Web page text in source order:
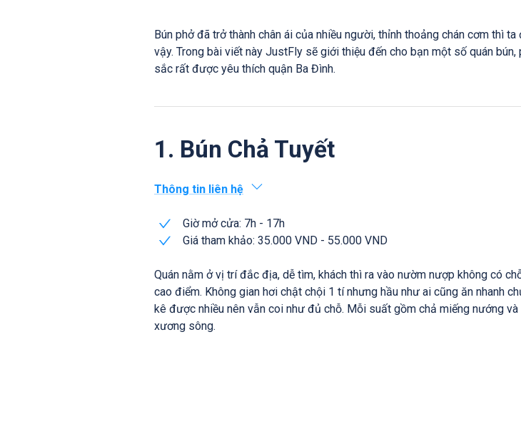
Bún phở đã trở thành chân ái của nhiều người, thỉnh thoảng chán cơm thì ta
vậy. Trong bài viết này JustFly sẽ giới thiệu đến cho bạn một số quán bún,
sắc rất được yêu thích quận Ba Đình.
1. Bún Chả Tuyết
Thông tin liên hệ
Giờ mở cửa: 7h - 17h
Giá tham khảo: 35.000 VND - 55.000 VND
Quán nằm ở vị trí đắc địa, dễ tìm, khách thì ra vào nườm nượp không có
cao điểm. Không gian hơi chật chội 1 tí nhưng hầu như ai cũng ăn nhanh
kê được nhiều nên vẫn coi như đủ chỗ. Mỗi suất gồm chả miếng nướng
xương sông.